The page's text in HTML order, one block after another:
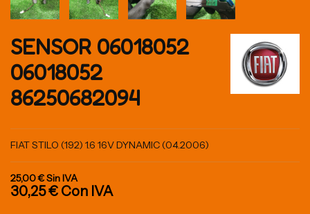
SENSOR 06018052
06018052
86250682094
FIAT STILO (192) 1.6 16V DYNAMIC (04.2006)
25,00 €Sin IVA
30,25 € Con IVA